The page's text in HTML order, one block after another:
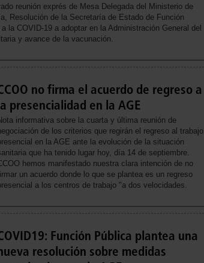
reunión exprés de Mesa Delegada del Ministerio de
Resolución de la Secretaría de Estado de Función
la COVID-19 a adoptar en la Administración General del
y avance de la vacunación.
no firma el acuerdo de regreso a
la presencialidad en la AGE
informativa sobre la cuarta y última reunión de
de los criterios que regirán el regreso al trabajo
en la AGE ante la evolución de la situación
que ha tenido lugar hoy, día 14 de septiembre.
hemos manifestado nuestra clara intención de no
un acuerdo donde lo que se plantea es un regreso
a los centros de trabajo "a dos velocidades.
Función Pública plantea una
resolución sobre medidas